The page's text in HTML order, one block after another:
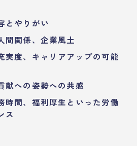
とやりがい
間関係、企業風土
実度、キャリアアップの可能
献への姿勢への共感
時間、福利厚生といった労働
ス